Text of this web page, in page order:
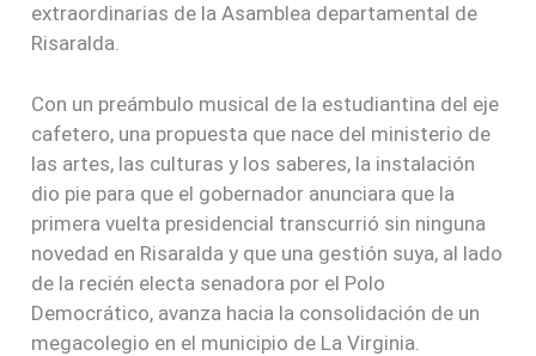
extraordinarias de la Asamblea departamental de
Risaralda.
Con un preámbulo musical de la estudiantina del eje
cafetero, una propuesta que nace del ministerio de
las artes, las culturas y los saberes, la instalación
dio pie para que el gobernador anunciara que la
primera vuelta presidencial transcurrió sin ninguna
novedad en Risaralda y que una gestión suya, al lado
de la recién electa senadora por el Polo
Democrático, avanza hacia la consolidación de un
megacolegio en el municipio de La Virginia.